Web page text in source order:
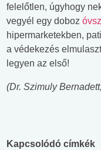
felelőtlen, úgyhogy
vegyél egy doboz
hipermarketekben,
a védekezés
legyen az első!
(Dr. Szimuly
Kapcsolódó címkék